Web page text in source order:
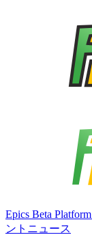
Epics Beta Platform
ント ニュース